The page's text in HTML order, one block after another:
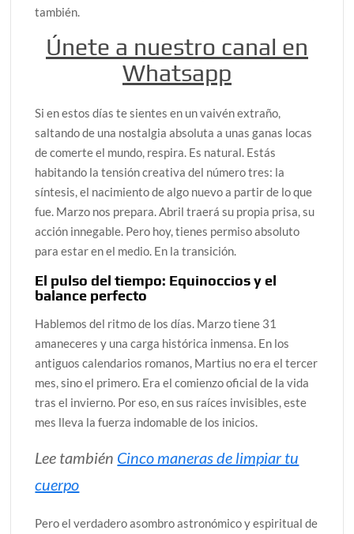
también.
Únete a nuestro canal en
Whatsapp
Si en estos días te sientes en un vaivén extraño,
saltando de una nostalgia absoluta a unas ganas locas
de comerte el mundo, respira. Es natural. Estás
habitando la tensión creativa del número tres: la
síntesis, el nacimiento de algo nuevo a partir de lo que
fue. Marzo nos prepara. Abril traerá su propia prisa, su
acción innegable. Pero hoy, tienes permiso absoluto
para estar en el medio. En la transición.
El pulso del tiempo: Equinoccios y el
balance perfecto
Hablemos del ritmo de los días. Marzo tiene 31
amaneceres y una carga histórica inmensa. En los
antiguos calendarios romanos, Martius no era el tercer
mes, sino el primero. Era el comienzo oficial de la vida
tras el invierno. Por eso, en sus raíces invisibles, este
mes lleva la fuerza indomable de los inicios.
Lee también Cinco maneras de limpiar tu
cuerpo
Pero el verdadero asombro astronómico y espiritual de